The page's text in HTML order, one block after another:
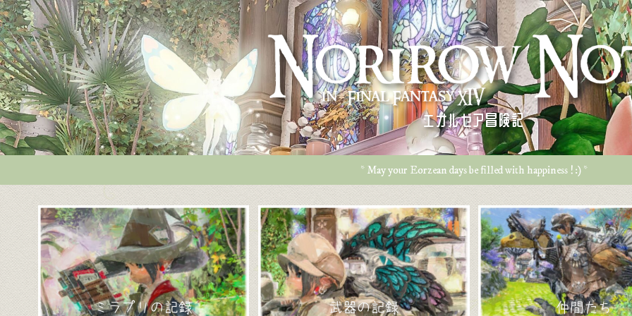
エオルゼア冒険記
* May your Eorzean days be filled with happiness ! :) *
ミラプリの記録 武器の記録 仲間たち